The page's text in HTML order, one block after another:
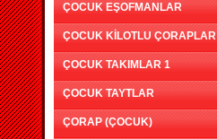
ÇOCUK EŞOFMANLAR
ÇOCUK KİLOTLU ÇORAPLAR
ÇOCUK TAKIMLAR 1
ÇOCUK TAYTLAR
ÇORAP (ÇOCUK)